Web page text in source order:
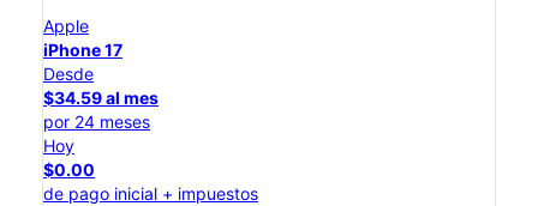
Apple
iPhone 17
Desde
$34.59 al mes
por 24 meses
Hoy
$0.00
de pago inicial + impuestos